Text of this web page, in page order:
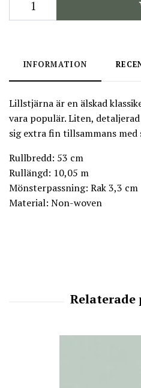
INFORMATION
Lillstjärna är en älskad
vara populär. Liten,
sig extra fin tillsammans med
Rullbredd: 53 cm
Rullängd: 10,05 m
Mönsterpassning: Rak 3,3 cm
Material: Non-woven